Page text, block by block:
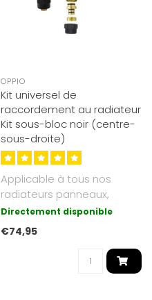
OPPIO
Kit universel de
raccordement au radiateur
Kit sous-bloc noir (centre-
sous-droite)
Applicable à tous nos
radiateurs panneaux,
radiateurs verticaux et
radiateurs s..
Directement disponible
€74,95